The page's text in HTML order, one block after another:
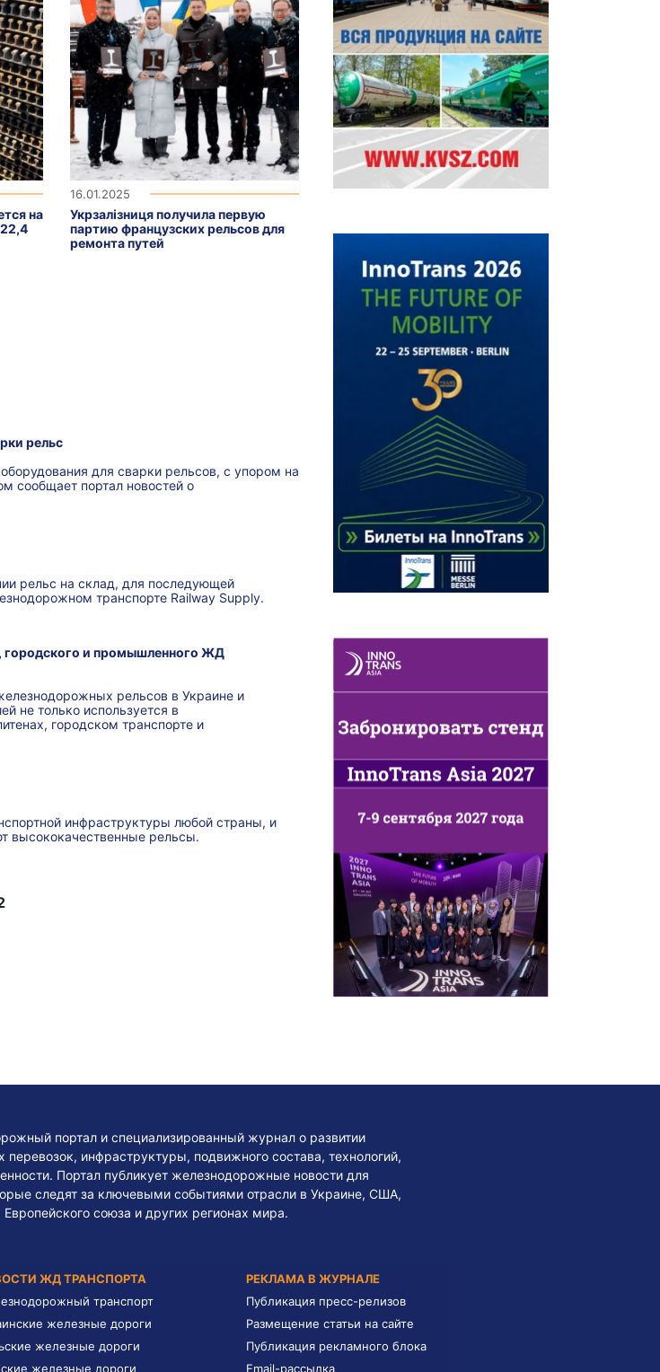
на
16.01.2025
Укрзалізниця получила первую
партию французских рельсов для
ремонта путей
рельс
для сварки рельсов, с упором на
сообщает портал новостей о
рельс на склад, для последующей
транспорте Railway Supply.
городского и промышленного ЖД
рельсов в Украине и
не только используется в
городском транспорте и
инфраструктуры любой страны, и
высококачественные рельсы.
портал и специализированный журнал о развитии
инфраструктуры, подвижного состава, технологий,
Портал публикует железнодорожные новости для
следят за ключевыми событиями отрасли в Украине, США,
союза и других регионах мира.
ЖД ТРАНСПОРТА
транспорт
железные дороги
железные дороги
железные дороги
РЕКЛАМА В ЖУРНАЛЕ
Публикация пресс-релизов
Размещение статьи на сайте
Публикация рекламного блока
Email-рассылка